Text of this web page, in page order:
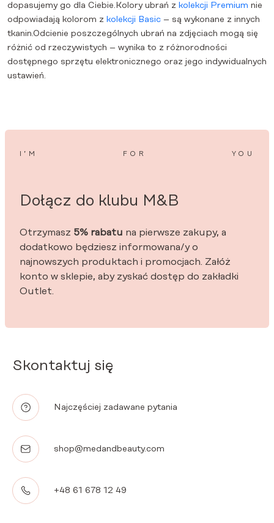
dopasujemy go dla Ciebie.Kolory ubrań z kolekcji Premium nie
odpowiadają kolorom z kolekcji Basic – są wykonane z innych
tkanin.Odcienie poszczególnych ubrań na zdjęciach mogą się
różnić od rzeczywistych – wynika to z różnorodności
dostępnego sprzętu elektronicznego oraz jego indywidualnych
ustawień.
Skontaktuj się
Najczęściej zadawane pytania
shop@medandbeauty.com
+48 61 678 12 49
I’M FOR YOU
Dołącz do klubu M&B
Otrzymasz 5% rabatu na pierwsze zakupy, a
dodatkowo będziesz informowana/y o
najnowszych produktach i promocjach. Załóż
konto w sklepie, aby zyskać dostęp do zakładki
Outlet.